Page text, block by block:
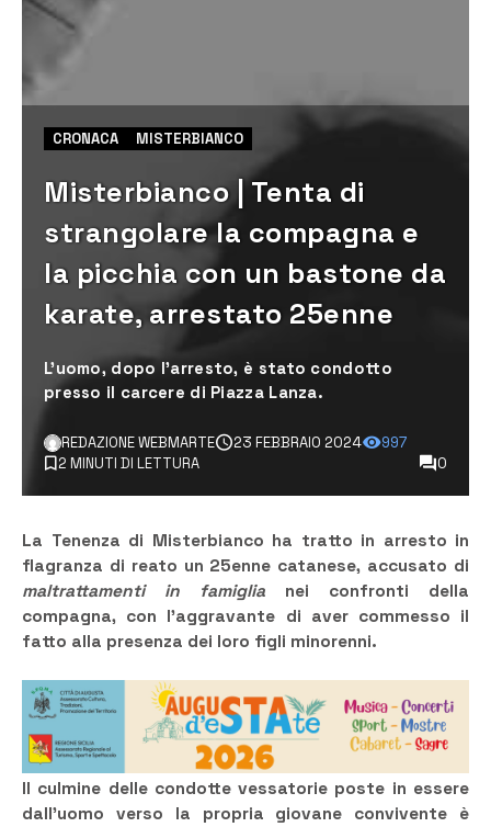
CRONACA MISTERBIANCO
Misterbianco | Tenta di
strangolare la compagna e
la picchia con un bastone da
karate, arrestato 25enne
L'uomo, dopo l'arresto, è stato condotto
presso il carcere di Piazza Lanza.
REDAZIONE WEBMARTE 23 FEBBRAIO 2024
997
2 MINUTI DI LETTURA
0
La Tenenza di Misterbianco ha tratto in arresto in
flagranza di reato un 25enne catanese, accusato di
maltrattamenti in famiglia nei confronti della
compagna, con l’aggravante di aver commesso il
fatto alla presenza dei loro figli minorenni.
Il culmine delle condotte vessatorie poste in essere
dall’uomo verso la propria giovane convivente è